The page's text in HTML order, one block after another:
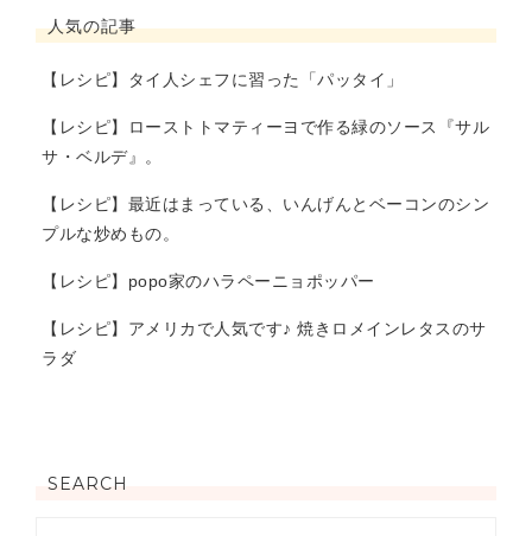
人気の記事
【レシピ】タイ人シェフに習った「パッタイ」
【レシピ】ローストトマティーヨで作る緑のソース『サル
サ・ベルデ』。
【レシピ】最近はまっている、いんげんとベーコンのシン
プルな炒めもの。
【レシピ】popo家のハラペーニョポッパー
【レシピ】アメリカで人気です♪ 焼きロメインレタスのサ
ラダ
SEARCH